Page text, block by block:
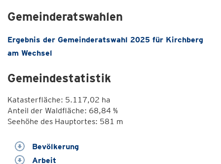
Gemeinderatswahlen
Ergebnis der Gemeinderatswahl 2025 für Kirchberg
am Wechsel
Gemeindestatistik
Katasterfläche: 5.117,02 ha
Anteil der Waldfläche: 68,84 %
Seehöhe des Hauptortes: 581 m
Bevölkerung
Arbeit